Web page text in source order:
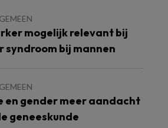
mogelijk relevant bij
syndroom bij mannen
en gender meer aandacht
geneeskunde